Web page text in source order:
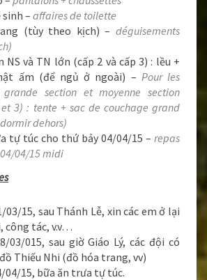
sinh – affaires de toilette
(tùy theo kịch) – déguisements
NS và TN lớn (cấp 2 và cấp 3) : lều +
ấm (để ngủ ở ngoài) – Pour les
section et moyenne section
3) : tente + sac de couchage grand
dehors)
tự túc cho thứ bảy 04/04/15 – repas
04/15 midi
03/15, sau Thánh Lễ, xin các em ở lại
công tác, v.v…
03/015, sau giờ Giáo Lý, các đội có
Thiếu Nhi (đồ hóa trang, vv)
04/15, bữa ăn trưa tự túc.